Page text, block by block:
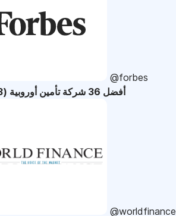
@forbes
أفضل 36 شركة تأمين أوروبية (2023)
@worldfinance